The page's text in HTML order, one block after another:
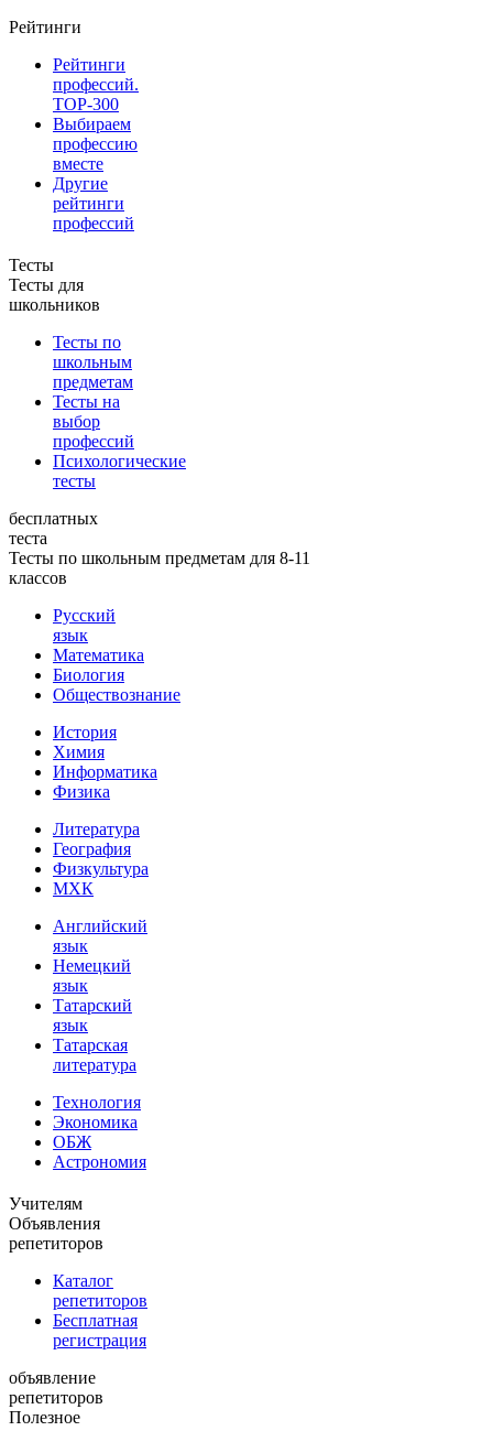
Рейтинги
Рейтинги
профессий.
TOP-300
Выбираем
профессию
вместе
Другие
рейтинги
профессий
Тесты
Тесты для
школьников
Тесты по
школьным
предметам
Тесты на
выбор
профессий
Психологические
тесты
бесплатных
теста
Тесты по школьным предметам для 8-11
классов
Русский
язык
Математика
Биология
Обществознание
История
Химия
Информатика
Физика
Литература
География
Физкультура
МХК
Английский
язык
Немецкий
язык
Татарский
язык
Татарская
литература
Технология
Экономика
ОБЖ
Астрономия
Учителям
Объявления
репетиторов
Каталог
репетиторов
Бесплатная
регистрация
объявление
репетиторов
Полезное